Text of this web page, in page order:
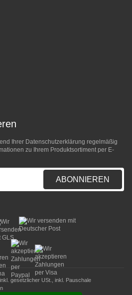
Ihrer Datenschutzerklärung regelmäßig
zu Ihrem Produktsortiment per E-
ABONNIEREN
gesetzlicher USt., inkl.
Pauschale